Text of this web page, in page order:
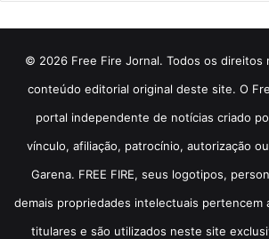
© 2026 Free Fire Jornal. Todos os direitos
conteúdo editorial original deste site. O
portal independente de notícias criado
vínculo, afiliação, patrocínio, autorização
Garena. FREE FIRE, seus logotipos,
demais propriedades intelectuais pertencem
titulares e são utilizados neste site